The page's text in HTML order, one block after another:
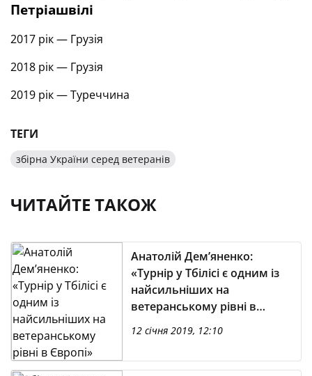
Петріашвілі
2017 рік — Грузія
2018 рік — Грузія
2019 рік — Туреччина
ТЕГИ
збірна України серед ветеранів
ЧИТАЙТЕ ТАКОЖ
Анатолій Дем’яненко:
«Турнір у Тбілісі є одним із
найсильніших на
ветеранському рівні в
Європі»
12 січня 2019, 12:10